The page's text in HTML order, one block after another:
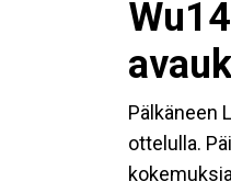
Pälkäneen
ottelulla.